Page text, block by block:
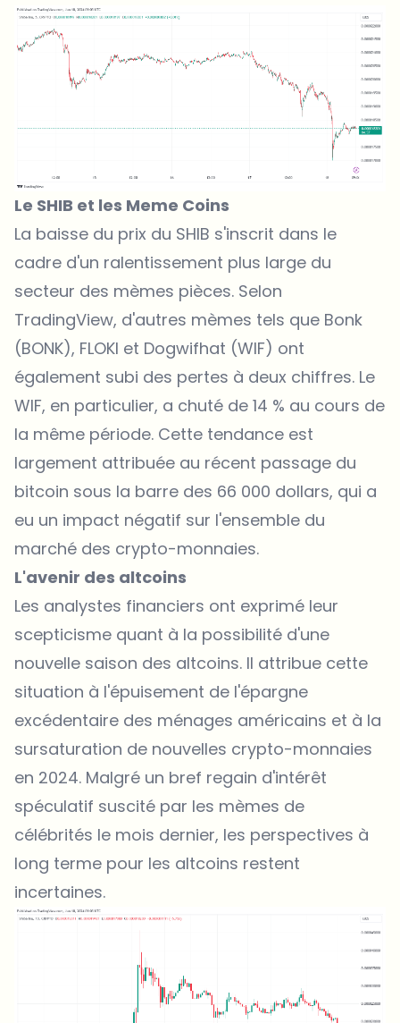
Le SHIB et les Meme Coins
La baisse du prix du SHIB s'inscrit dans le
cadre d'un ralentissement plus large du
secteur des mèmes pièces. Selon
TradingView, d'autres mèmes tels que Bonk
(BONK), FLOKI et Dogwifhat (WIF) ont
également subi des pertes à deux chiffres. Le
WIF, en particulier, a chuté de 14 % au cours de
la même période. Cette tendance est
largement attribuée au récent passage du
bitcoin sous la barre des 66 000 dollars, qui a
eu un impact négatif sur l'ensemble du
marché des crypto-monnaies.
L'avenir des altcoins
Les analystes financiers ont exprimé leur
scepticisme quant à la possibilité d'une
nouvelle saison des altcoins. Il attribue cette
situation à l'épuisement de l'épargne
excédentaire des ménages américains et à la
sursaturation de nouvelles crypto-monnaies
en 2024. Malgré un bref regain d'intérêt
spéculatif suscité par les mèmes de
célébrités le mois dernier, les perspectives à
long terme pour les altcoins restent
incertaines.